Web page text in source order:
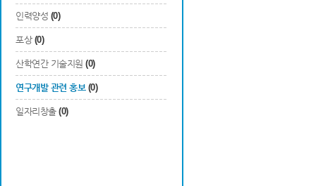
인력양성 (0)
포상 (0)
산학연간 기술지원 (0)
연구개발 관련 홍보 (0)
일자리창출 (0)